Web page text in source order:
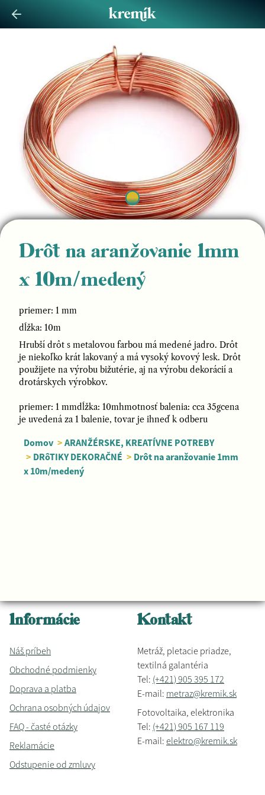
Drôt na aranžovanie 1mm
x 10m/medený
priemer: 1 mm
dĺžka: 10m
Hrubší drôt s metalovou farbou má medené jadro. Drôt
je niekoľko krát lakovaný a má vysoký kovový lesk. Drôt
použijete na výrobu bižutérie, aj na výrobu dekorácií a
drotárskych výrobkov.
priemer: 1 mmdĺžka: 10mhmotnosť balenia: cca 35gcena
je uvedená za 1 balenie, tovar je ihneď k odberu
Domov > ARANŽÉRSKE, KREATÍVNE POTREBY
> DRôTIKY DEKORAČNÉ > Drôt na aranžovanie 1mm
x 10m/medený
Informácie
Náš príbeh
Obchodné podmienky
Doprava a platba
Ochrana osobných údajov
FAQ - časté otázky
Reklamácie
Odstupenie od zmluvy
Kontakt
Metráž, pletacie priadze,
textilná galantéria
Tel: (+421) 905 395 172
E-mail: metraz@kremik.sk
Fotovoltaika, elektronika
Tel: (+421) 905 167 119
E-mail: elektro@kremik.sk